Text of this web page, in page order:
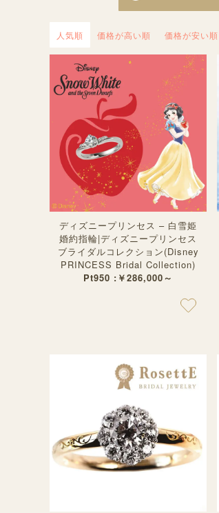
人気順 価格が高い順 価格が安い順
ディズニープリンセス – 白雪姫
婚約指輪|ディズニープリンセス
ブライダルコレクション(Disney
PRINCESS Bridal Collection)
Pt950 :￥286,000～